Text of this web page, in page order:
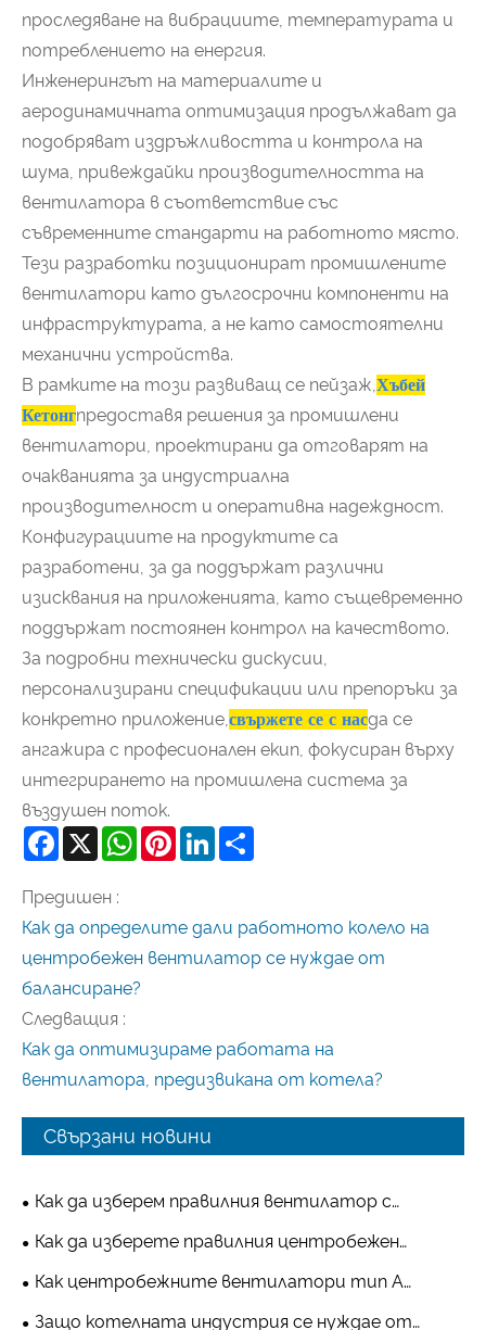
проследяване на вибрациите, температурата и
потреблението на енергия.
Инженерингът на материалите и
аеродинамичната оптимизация продължават да
подобряват издръжливостта и контрола на
шума, привеждайки производителността на
вентилатора в съответствие със
съвременните стандарти на работното място.
Тези разработки позиционират промишлените
вентилатори като дългосрочни компоненти на
инфраструктурата, а не като самостоятелни
механични устройства.
В рамките на този развиващ се пейзаж,Хъбей
Кетонгпредоставя решения за промишлени
вентилатори, проектирани да отговарят на
очакванията за индустриална
производителност и оперативна надеждност.
Конфигурациите на продуктите са
разработени, за да поддържат различни
изисквания на приложенията, като същевременно
поддържат постоянен контрол на качеството.
За подробни технически дискусии,
персонализирани спецификации или препоръки за
конкретно приложение,свържете се с насда се
ангажира с професионален екип, фокусиран върху
интегрирането на промишлена система за
въздушен поток.
Facebook
X WhatsAppPinterestLinkedIn
Предишен :
Как да определите дали работното колело на
центробежен вентилатор се нуждае от
балансиране?
Следващия :
Как да оптимизираме работата на
вентилатора, предизвикана от котела?
Свързани новини
Как да изберем правилния вентилатор с
индуцирана тяга за промишлени приложения
Как да изберете правилния центробежен
вентилатор тип D за вашата промишлена
вентилационна система?
Как центробежните вентилатори тип А
подобряват вентилацията в складове и
Защо котелната индустрия се нуждае от